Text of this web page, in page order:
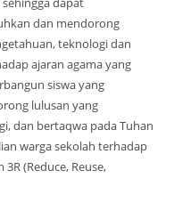
dan mendorong
teknologi dan
ajaran agama yang
siswa yang
lulusan yang
dan bertaqwa pada Tuhan
warga sekolah terhadap
(Reduce, Reuse,